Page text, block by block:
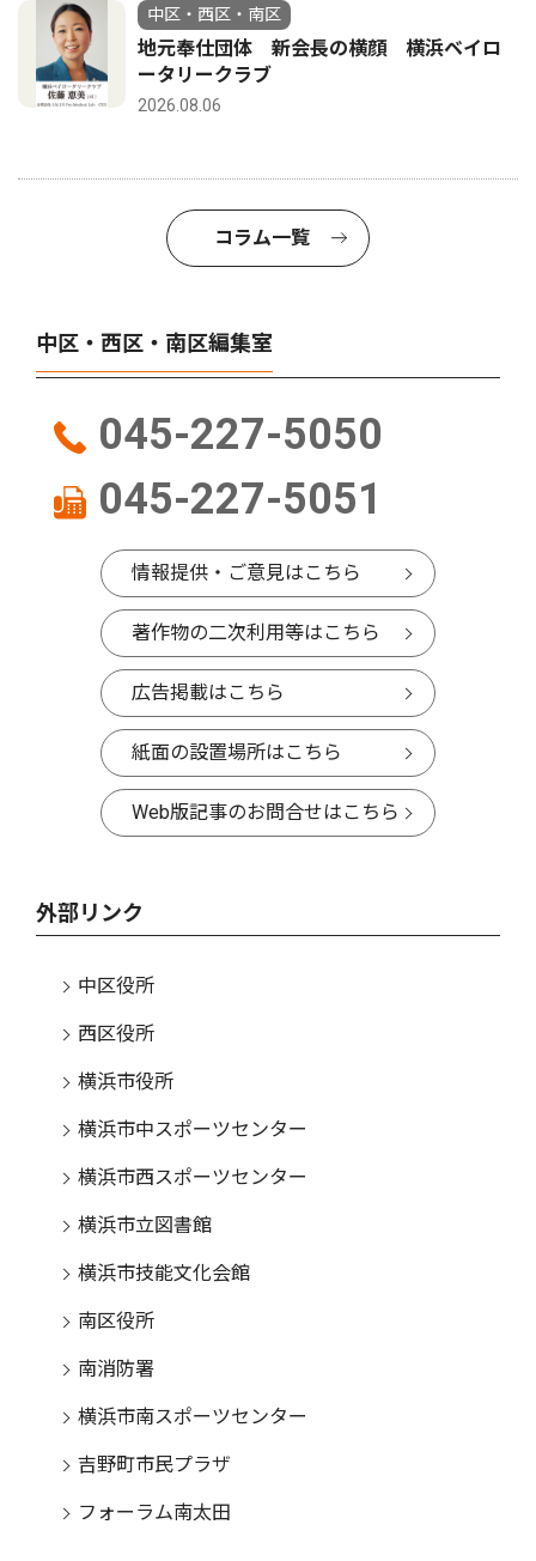
中区・西区・南区
地元奉仕団体 新会長の横顔 横浜ベイロ
ータリークラブ
2026.08.06
コラム一覧
中区・西区・南区編集室
045-227-5050
045-227-5051
情報提供・ご意見はこちら
著作物の二次利用等はこちら
広告掲載はこちら
紙面の設置場所はこちら
Web版記事のお問合せはこちら
外部リンク
中区役所
西区役所
横浜市役所
横浜市中スポーツセンター
横浜市西スポーツセンター
横浜市立図書館
横浜市技能文化会館
南区役所
南消防署
横浜市南スポーツセンター
吉野町市民プラザ
フォーラム南太田